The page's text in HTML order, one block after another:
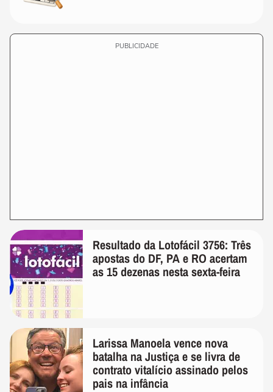
PUBLICIDADE
Resultado da Lotofácil 3756: Três
apostas do DF, PA e RO acertam
as 15 dezenas nesta sexta-feira
Larissa Manoela vence nova
batalha na Justiça e se livra de
contrato vitalício assinado pelos
pais na infância